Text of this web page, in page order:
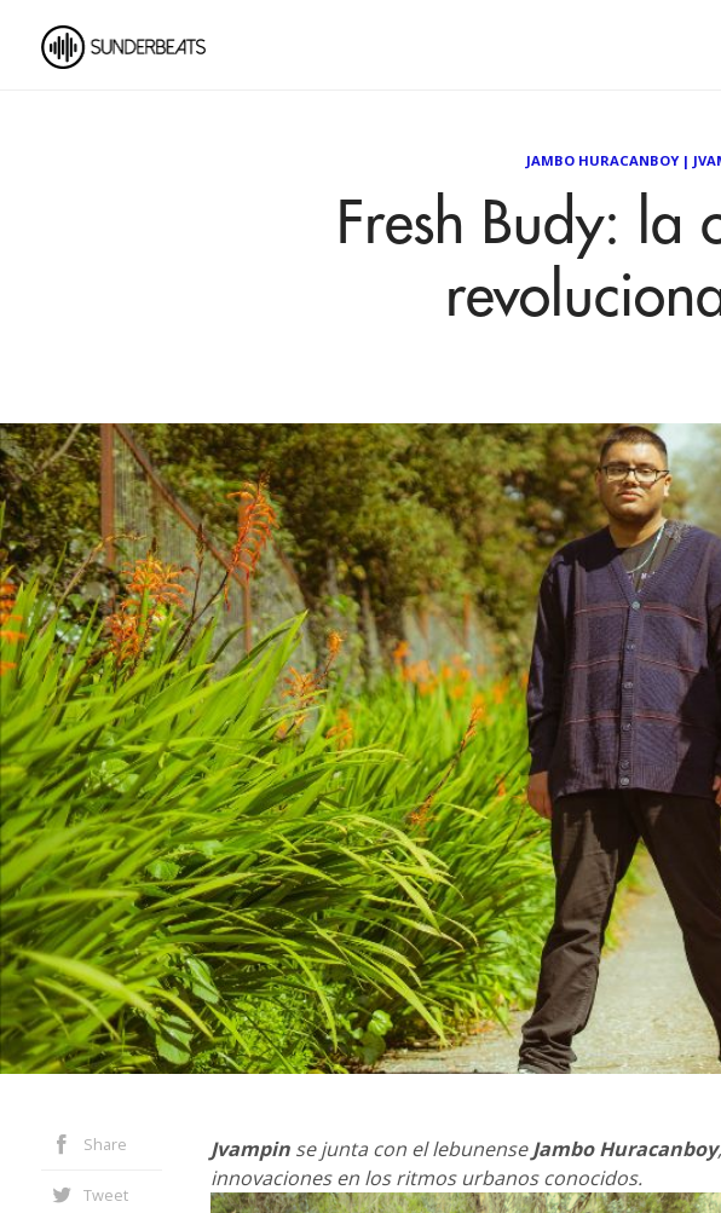
JAMBO HURACANBOY|
Fresh Budy: la
Share
Tweet
Jvampin se junta con el lebunenseJambo Huracanboy
innovaciones en los ritmos urbanos conocidos.